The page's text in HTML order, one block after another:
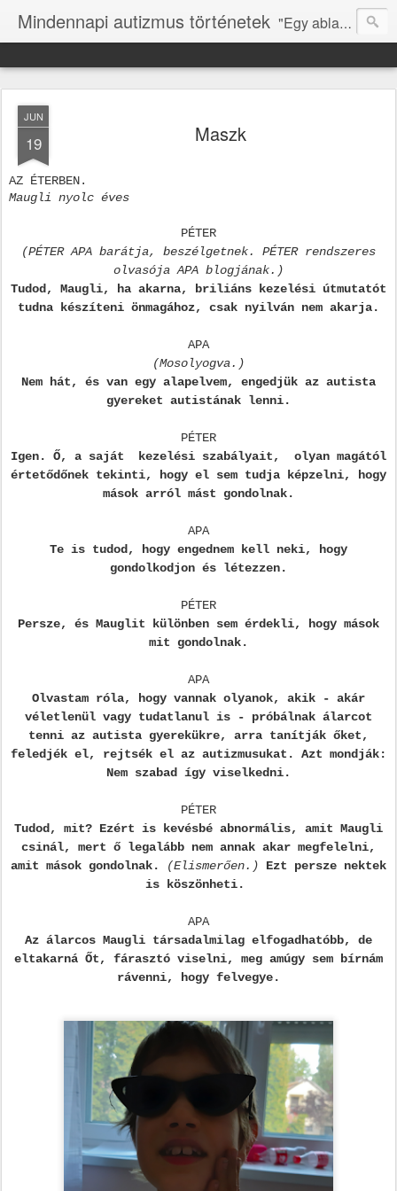
Mindennapi autizmus történetek "Egy ablakot kell nyitni, hogy tudja, mi is itt vagyunk." (N.ZS.)
JUN
19 Maszk
AZ ÉTERBEN.
Maugli nyolc éves
PÉTER
(PÉTER APA barátja, beszélgetnek. PÉTER rendszeres
olvasója APA blogjának.)
Tudod, Maugli, ha akarna, briliáns kezelési útmutatót
tudna készíteni önmagához, csak nyilván nem akarja.
APA
(Mosolyogva.)
Nem hát, és van egy alapelvem, engedjük az autista
gyereket autistának lenni.
PÉTER
Igen. Ő, a saját kezelési szabályait, olyan magától
értetődőnek tekinti, hogy el sem tudja képzelni, hogy
mások arról mást gondolnak.
APA
Te is tudod, hogy engednem kell neki, hogy
gondolkodjon és létezzen.
PÉTER
Persze, és Mauglit különben sem érdekli, hogy mások
mit gondolnak.
APA
Olvastam róla, hogy vannak olyanok, akik - akár
véletlenül vagy tudatlanul is - próbálnak álarcot
tenni az autista gyerekükre, arra tanítják őket,
feledjék el, rejtsék el az autizmusukat. Azt mondják:
Nem szabad így viselkedni.
PÉTER
Tudod, mit? Ezért is kevésbé abnormális, amit Maugli
csinál, mert ő legalább nem annak akar megfelelni,
amit mások gondolnak.
(Elismerően.) Ezt persze nektek
is köszönheti.
APA
Az álarcos Maugli társadalmilag elfogadhatóbb, de
eltakarná Őt, fárasztó viselni, meg amúgy sem bírnám
rávenni, hogy felvegye.